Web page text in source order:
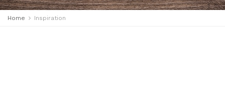
Home Inspiration